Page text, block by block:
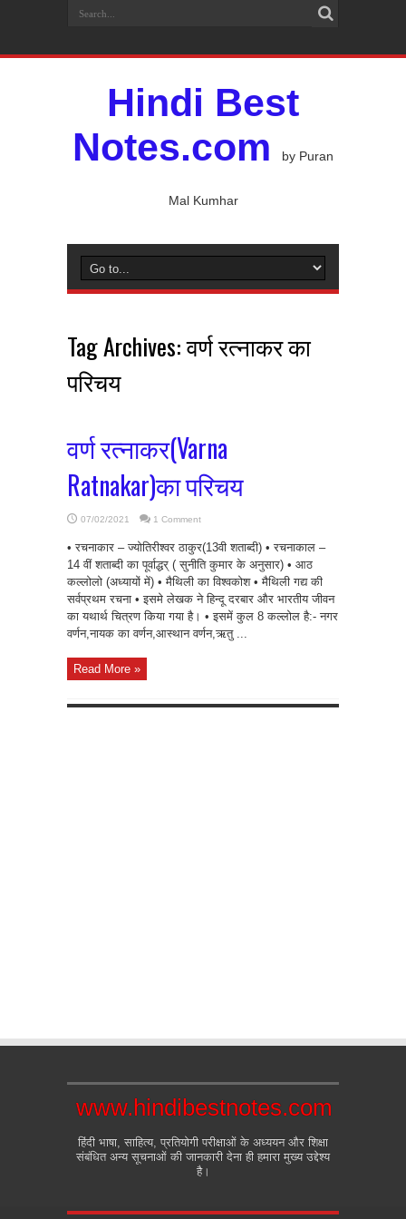
Hindi Best
Notes.com
by Puran
Mal Kumhar
Tag Archives:वर्ण रत्नाकर का
परिचय
वर्ण रत्नाकर(Varna
Ratnakar)का परिचय
07/02/2021 1 Comment
• रचनाकार – ज्योतिरीश्वर ठाकुर(13वी शताब्दी) • रचनाकाल –
14 वीं शताब्दी का पूर्वाद्धर् ( सुनीति कुमार के अनुसार) • आठ
कल्लोलो (अध्यायों में) • मैथिली का विश्वकोश • मैथिली गद्य की
सर्वप्रथम रचना • इसमे लेखक ने हिन्दू दरबार और भारतीय जीवन
का यथार्थ चित्रण किया गया है। • इसमें कुल 8 कल्लोल है:- नगर
वर्णन,नायक का वर्णन,आस्थान वर्णन,ऋतु ...
Read More »
www.hindibestnotes.com
हिंदी भाषा, साहित्य, प्रतियोगी परीक्षाओं के अध्ययन और शिक्षा
संबंधित अन्य सूचनाओं की जानकारी देना ही हमारा मुख्य उद्देश्य
है।